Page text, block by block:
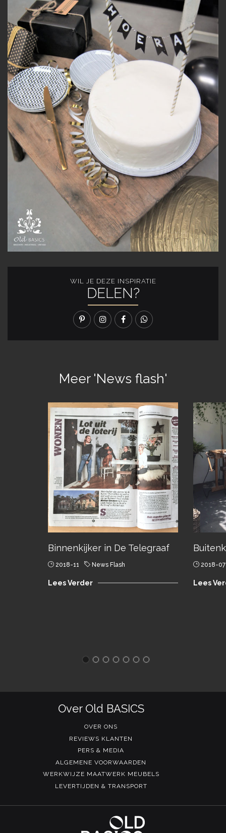
WIL JE DEZE INSPIRATIE
DELEN?
Meer 'News flash'
Binnenkijker in De Telegraaf
2018-11 News Flash
Lees Verder
2018-07
Lees
Over Old BASICS
OVER ONS
REVIEWS KLANTEN
PERS & MEDIA
ALGEMENE VOORWAARDEN
WERKWIJZE MAATWERK MEUBELS
LEVERTIJDEN & TRANSPORT